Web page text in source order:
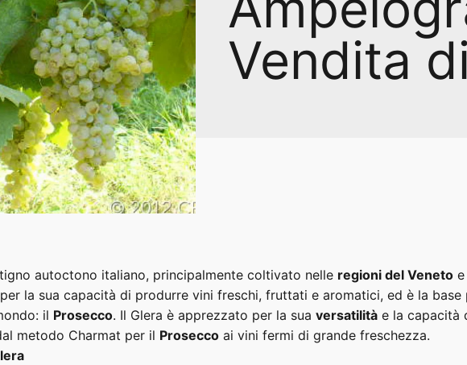
Vendita
autoctono italiano, principalmente coltivato nelle regioni del Veneto
la sua capacità di produrre vini freschi, fruttati e aromatici, ed è la
il Prosecco. Il Glera è apprezzato per la sua versatilità e la capacità
metodo Charmat per il Prosecco ai vini fermi di grande freschezza.